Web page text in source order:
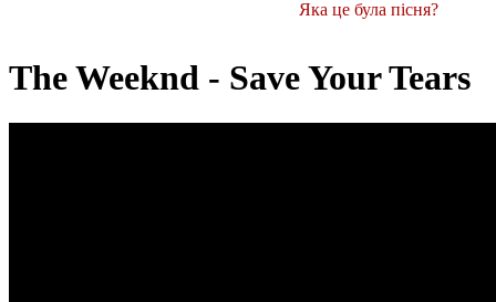
Яка це була пісня?
The Weeknd - Save Your Tears